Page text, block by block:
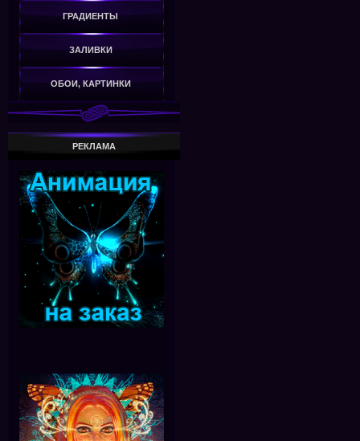
ГРАДИЕНТЫ
ЗАЛИВКИ
ОБОИ, КАРТИНКИ
РЕКЛАМА